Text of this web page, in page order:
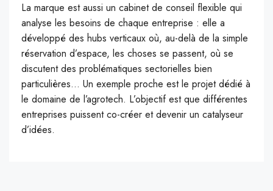
La marque est aussi un cabinet de conseil flexible qui
analyse les besoins de chaque entreprise : elle a
développé des hubs verticaux où, au-delà de la simple
réservation d’espace, les choses se passent, où se
discutent des problématiques sectorielles bien
particulières… Un exemple proche est le projet dédié à
le domaine de l’agrotech. L’objectif est que différentes
entreprises puissent co-créer et devenir un catalyseur
d’idées.